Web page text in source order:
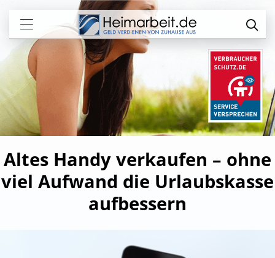
Altes Handy verkaufen – ohne
viel Aufwand die Urlaubskasse
aufbessern